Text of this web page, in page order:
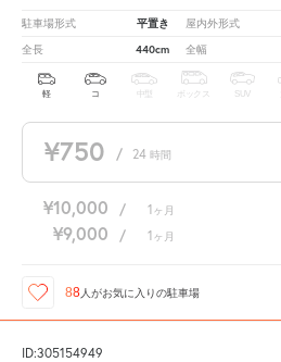
駐車場形式 平置き 屋内外形式
全長 440cm 全幅
軽 コ 中型 ボックス SUV
¥750 / 24 時間
¥10,000 / 1 ヶ月
¥9,000 / 1 ヶ月
88 人がお気に入りの駐車場
ID:305154949